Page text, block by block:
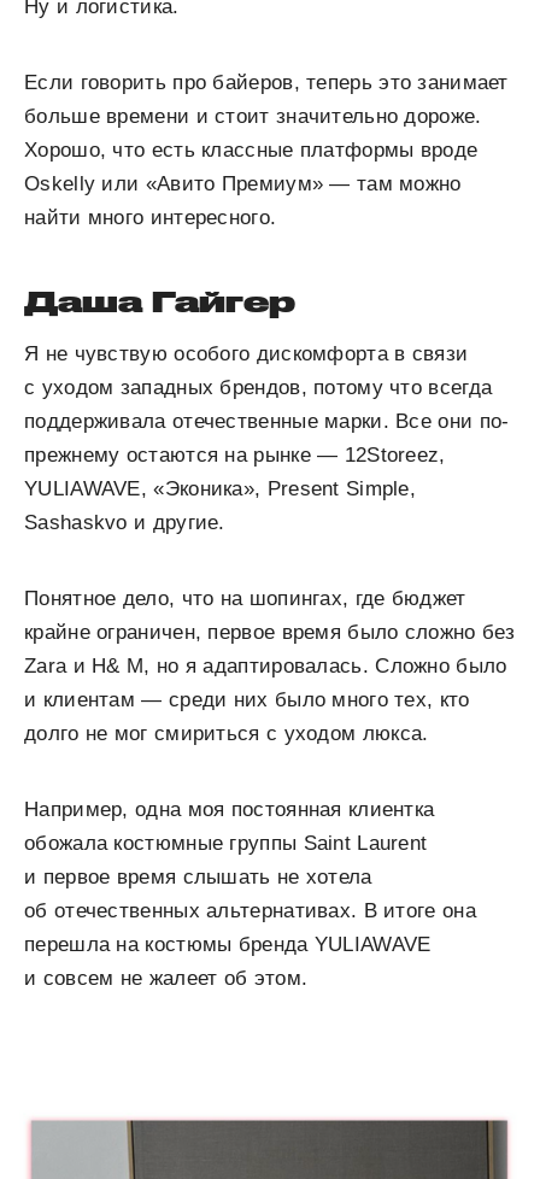
Ну и логистика.
Если говорить про байеров, теперь это занимает
больше времени и стоит значительно дороже.
Хорошо, что есть классные платформы вроде
Oskelly или «Авито Премиум» — там можно
найти много интересного.
Даша Гайгер
Я не чувствую особого дискомфорта в связи
с уходом западных брендов, потому что всегда
поддерживала отечественные марки. Все они по-
прежнему остаются на рынке — 12Storeez,
YULIAWAVE, «Эконика», Present Simple,
Sashaskvo и другие.
Понятное дело, что на шопингах, где бюджет
крайне ограничен, первое время было сложно без
Zara и H& M, но я адаптировалась. Сложно было
и клиентам — среди них было много тех, кто
долго не мог смириться с уходом люкса.
Например, одна моя постоянная клиентка
обожала костюмные группы Saint Laurent
и первое время слышать не хотела
об отечественных альтернативах. В итоге она
перешла на костюмы бренда YULIAWAVE
и совсем не жалеет об этом.